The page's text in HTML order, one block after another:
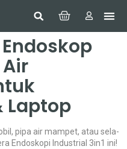
Laptop
pipa air mampet, atau sela-
Endoskopi Industrial 3in1 ini!